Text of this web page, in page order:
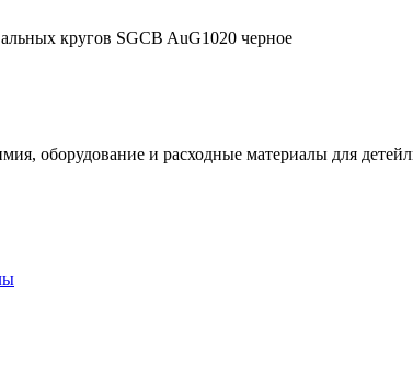
кругов SGCB AuG1020 черное
оборудование и расходные материалы для